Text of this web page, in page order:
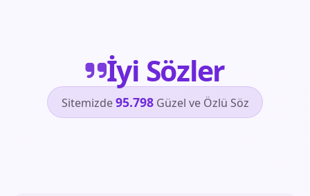
İyi Sözler
Sitemizde95.798Güzel ve Özlü Söz